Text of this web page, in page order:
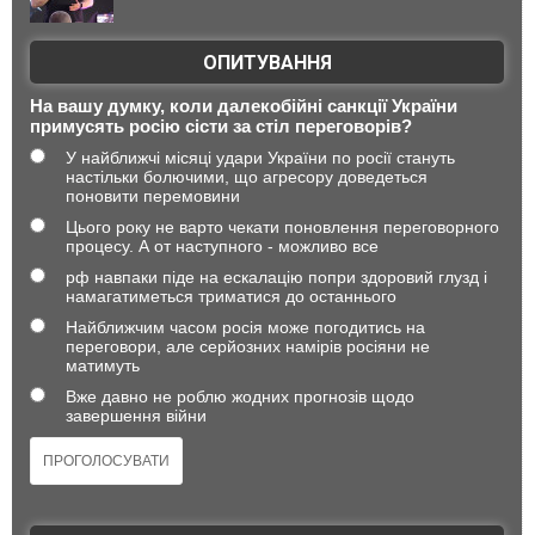
ОПИТУВАННЯ
На вашу думку, коли далекобійні санкції України
примусять росію сісти за стіл переговорів?
У найближчі місяці удари України по росії стануть
настільки болючими, що агресору доведеться
поновити перемовини
Цього року не варто чекати поновлення переговорного
процесу. А от наступного - можливо все
рф навпаки піде на ескалацію попри здоровий глузд і
намагатиметься триматися до останнього
Найближчим часом росія може погодитись на
переговори, але серйозних намірів росіяни не
матимуть
Вже давно не роблю жодних прогнозів щодо
завершення війни